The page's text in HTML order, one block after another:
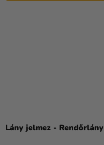
Lány jelmez - Rendőrlány